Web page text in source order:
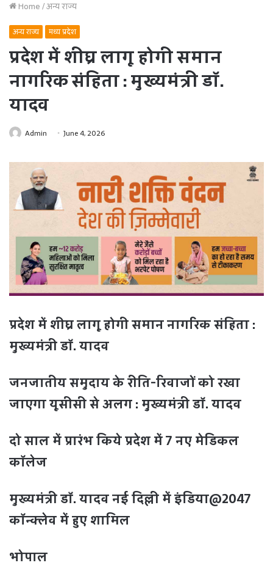
Home/अन्य राज्य
अन्य राज्य मध्य प्रदेश
प्रदेश में शीघ्र लागू होगी समान
नागरिक संहिता : मुख्यमंत्री डॉ.
यादव
Admin June 4, 2026
प्रदेश में शीघ्र लागू होगी समान नागरिक संहिता :
मुख्यमंत्री डॉ. यादव
जनजातीय समुदाय के रीति-रिवाजों को रखा
जाएगा यूसीसी से अलग : मुख्यमंत्री डॉ. यादव
दो साल में प्रारंभ किये प्रदेश में 7 नए मेडिकल
कॉलेज
मुख्यमंत्री डॉ. यादव नई दिल्ली में इंडिया@2047
कॉन्क्लेव में हुए शामिल
भोपाल